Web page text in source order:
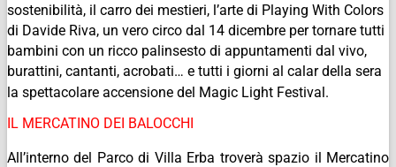
sostenibilità, il carro dei mestieri, l’arte di Playing With Colors
di Davide Riva, un vero circo dal 14 dicembre per tornare tutti
bambini con un ricco palinsesto di appuntamenti dal vivo,
burattini, cantanti, acrobati… e tutti i giorni al calar della sera
la spettacolare accensione del Magic Light Festival.
IL MERCATINO DEI BALOCCHI
All’interno del Parco di Villa Erba troverà spazio il Mercatino